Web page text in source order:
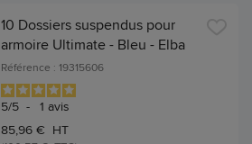
10 Dossiers suspendus pour
armoire Ultimate - Bleu - Elba
Référence : 19315606
5/5 - 1 avis
85,96 € HT